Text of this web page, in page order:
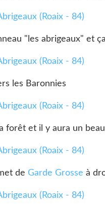
"les abrigeaux" et
les Baronnies
forêt et il y aura un
de Garde Grosse à